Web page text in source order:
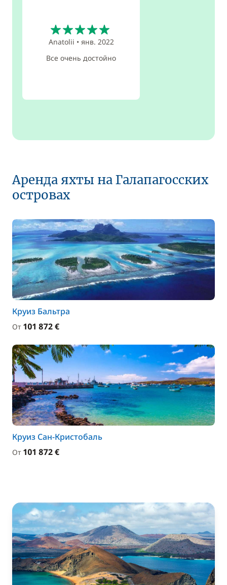
Anatolii • янв. 2022
Все очень достойно
Аренда яхты на Галапагосских
островах
Круиз Бальтра
От 101 872 €
Круиз Сан-Кристобаль
От 101 872 €